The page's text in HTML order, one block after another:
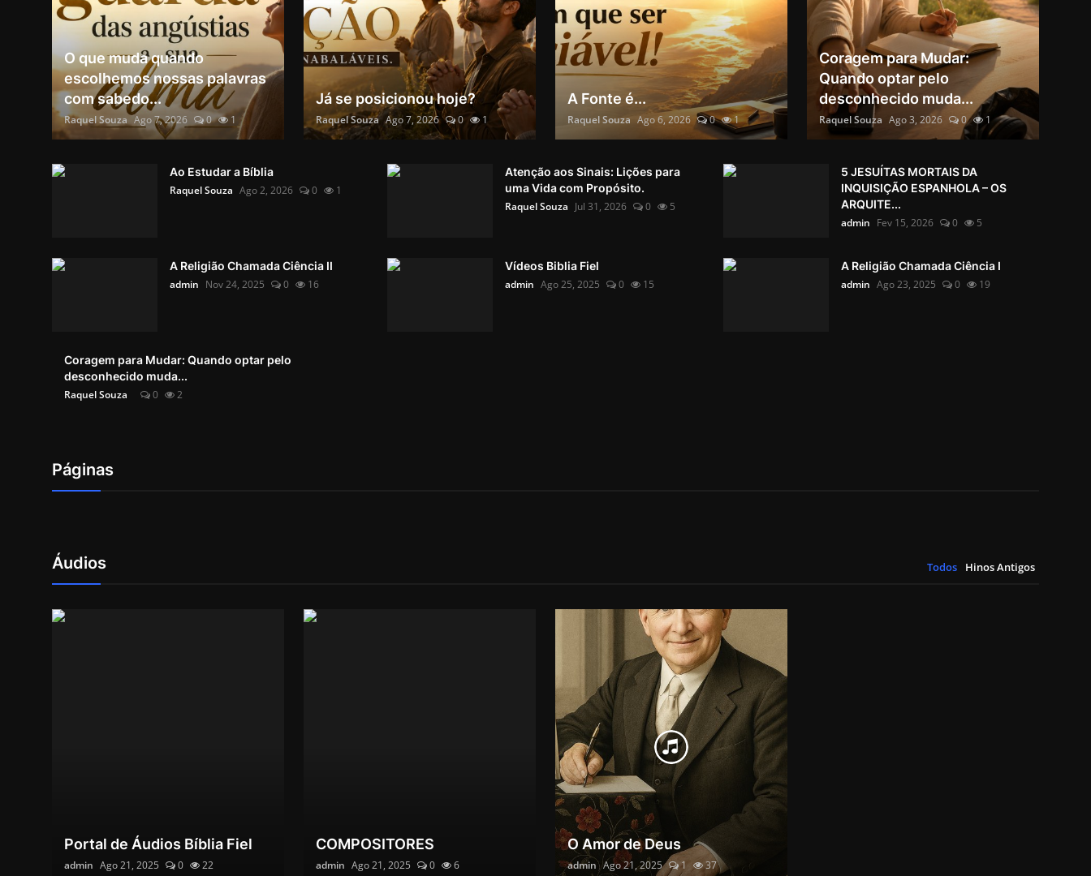
O que muda quando
escolhemos nossas palavras
com sabedo...
Raquel Souza Ago 7, 2026 0 1
Já se posicionou hoje?
Raquel Souza Ago 7, 2026 0 1
A Fonte é...
Raquel Souza Ago 6, 2026 0 1
Coragem para Mudar:
Quando optar pelo
desconhecido muda...
Raquel Souza Ago 3, 2026 0 1
Ao Estudar a Bíblia
Raquel Souza Ago 2, 2026 0 1
Atenção aos Sinais: Lições para
uma Vida com Propósito.
Raquel Souza Jul 31, 2026 0 5
5 JESUÍTAS MORTAIS DA
INQUISIÇÃO ESPANHOLA – OS
ARQUITE...
admin Fev 15, 2026 0 5
A Religião Chamada Ciência II
admin Nov 24, 2025 0 16
Vídeos Biblia Fiel
admin Ago 25, 2025 0 15
A Religião Chamada Ciência I
admin Ago 23, 2025 0 19
Coragem para Mudar: Quando optar pelo
desconhecido muda...
Raquel Souza
0 2
Páginas
Áudios Todos Hinos Antigos
Portal de Áudios Bíblia Fiel
admin Ago 21, 2025 0 22
COMPOSITORES
admin Ago 21, 2025 0 6
O Amor de Deus
admin Ago 21, 2025 1 37